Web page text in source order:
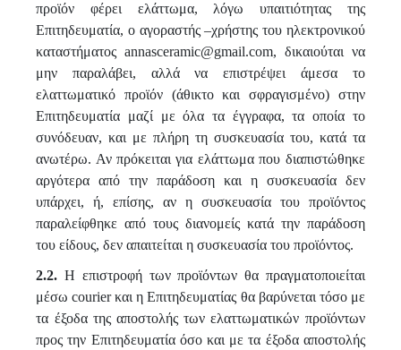
προϊόν φέρει ελάττωμα, λόγω υπαιτιότητας της
Επιτηδευματία, ο αγοραστής –χρήστης του ηλεκτρονικού
καταστήματοςannasceramic@gmail.com, δικαιούται να
μην παραλάβει, αλλά να επιστρέψει άμεσα το
ελαττωματικό προϊόν (άθικτο και σφραγισμένο) στην
Επιτηδευματία μαζί με όλα τα έγγραφα, τα οποία το
συνόδευαν, και με πλήρη τη συσκευασία του, κατά τα
ανωτέρω. Αν πρόκειται για ελάττωμα που διαπιστώθηκε
αργότερα από την παράδοση και η συσκευασία δεν
υπάρχει, ή, επίσης, αν η συσκευασία του προϊόντος
παραλείφθηκε από τους διανομείς κατά την παράδοση
του είδους, δεν απαιτείται η συσκευασία του προϊόντος.
2.2.Η επιστροφή των προϊόντων θα πραγματοποιείται
μέσω courier και η Επιτηδευματίας θα βαρύνεται τόσο με
τα έξοδα της αποστολής των ελαττωματικών προϊόντων
προς την Επιτηδευματία όσο και με τα έξοδα αποστολής